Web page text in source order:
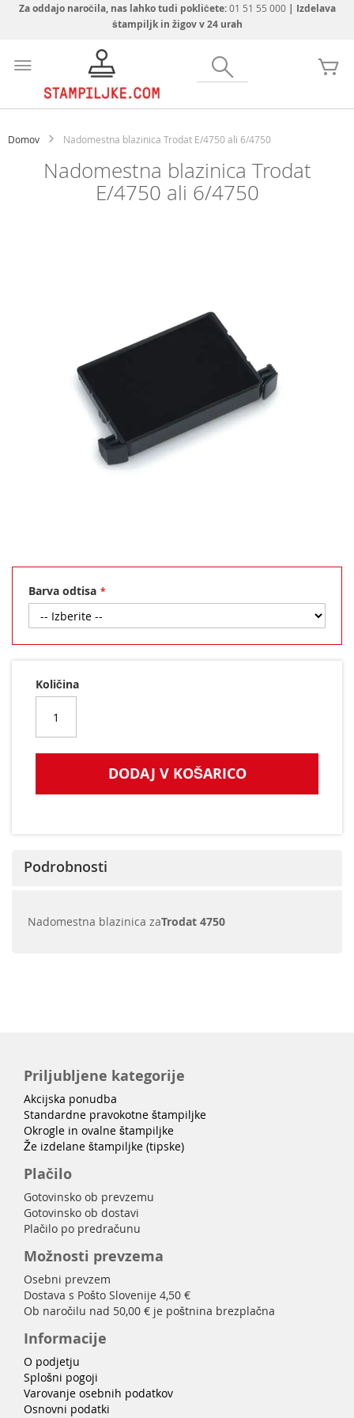
Za oddajo naročila, nas lahko tudi pokličete:01 51 55 000| Izdelava
štampiljk in žigov v 24 urah
vsebino
Domov Nadomestna blazinica Trodat E/4750 ali 6/4750
Nadomestna blazinica Trodat
E/4750 ali 6/4750
začetek
galerije
Barva odtisa
Količina
DODAJ V KOŠARICO
Podrobnosti
Nadomestna blazinica zaTrodat 4750
Priljubljene kategorije
Akcijska ponudba
Standardne pravokotne štampiljke
Okrogle in ovalne štampiljke
Že izdelane štampiljke (tipske)
Plačilo
Gotovinsko ob prevzemu
Gotovinsko ob dostavi
Plačilo po predračunu
Možnosti prevzema
Osebni prevzem
Dostava s Pošto Slovenije 4,50 €
Ob naročilu nad 50,00 € je poštnina brezplačna
Informacije
O podjetju
Splošni pogoji
Varovanje osebnih podatkov
Osnovni podatki